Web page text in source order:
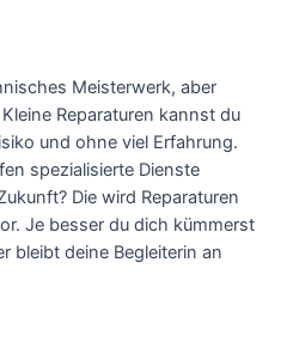
Meisterwerk, aber
Reparaturen kannst du
und ohne viel Erfahrung.
spezialisierte Dienste
Die wird Reparaturen
Je besser du dich kümmerst
bleibt deine Begleiterin an